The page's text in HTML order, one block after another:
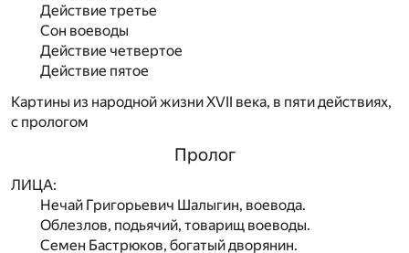
Действие третье
Сон воеводы
Действие четвертое
Действие пятое
Картины из народной жизни XVII века, в пяти действиях,
с прологом
Пролог
ЛИЦА:
Нечай Григорьевич Шалыгин, воевода.
Облезлов, подьячий, товарищ воеводы.
Семен Бастрюков, богатый дворянин.